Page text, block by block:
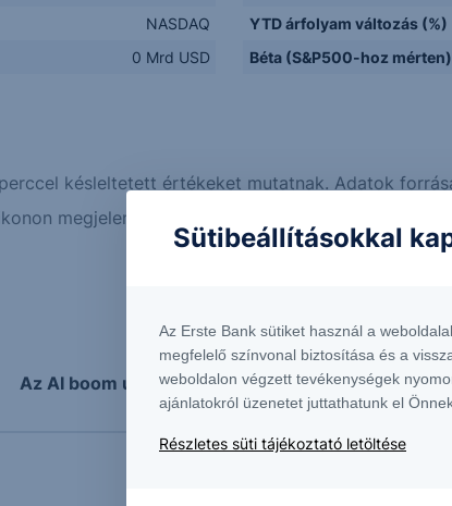
NASDAQ
0 Mrd USD
YTD árfolyam változás (%)
Béta (S&P500-hoz mérten)
késleltetett értékeket mutatnak. Adatok
megjelenő adatok, adatszolgáltatási, vagy
Az AI boom után Trump adott további lendületet a
Sütibeállításokkal
Az Erste Bank sütiket használ a
megfelelő színvonal biztosítása és a
weboldalon végzett tevékenységek
ajánlatokról üzenetet juttathatunk el
Részletes süti tájékoztató letöltése